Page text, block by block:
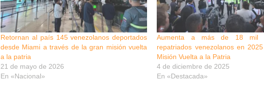
Retornan al país 145 venezolanos deportados
desde Miami a través de la gran misión vuelta
a la patria
21 de mayo de 2026
En «Nacional»
Aumenta a más de 18 mil
repatriados venezolanos en
Misión Vuelta a la Patria
4 de diciembre de 2025
En «Destacada»